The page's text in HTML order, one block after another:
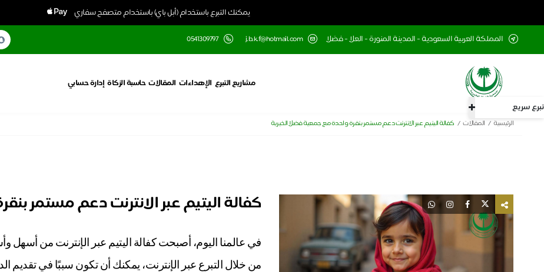
يمكنك التبرع باستخدام (أبل باي) باستخدام متصفح سفاري
تبرع سريع
المملكة العربية السعودية - المدينة المنورة - العلا - فضلا j.b.k.f@hotmail.com
0541309797
مشاريع التبرع الإهداءات المقالات حاسبة الزكاة إدارة حسابي
الرئيسية المقالات كفالة اليتيم عبر الانترنت دعم مستمر بنقرة واحدة مع جمعية فضلا الخيرية
كفالة اليتيم عبر الانترنت دعم مستمر
في عالمنا اليوم، أصبحت كفالة اليتيم عبر الإنترنت من أسهل
من خلال التبرع عبر الإنترنت، يمكنك أن تكون سببًا في تقديم